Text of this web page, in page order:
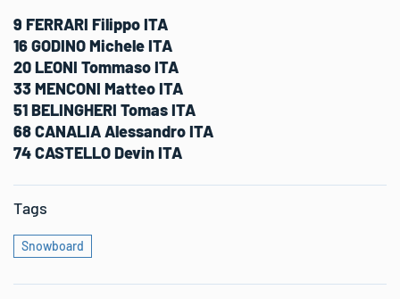
9 FERRARI Filippo ITA
16 GODINO Michele ITA
20 LEONI Tommaso ITA
33 MENCONI Matteo ITA
51 BELINGHERI Tomas ITA
68 CANALIA Alessandro ITA
74 CASTELLO Devin ITA
Tags
Snowboard